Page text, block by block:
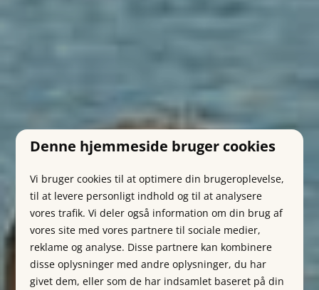
Denne hjemmeside bruger cookies
Vi bruger cookies til at optimere din brugeroplevelse,
til at levere personligt indhold og til at analysere
vores trafik. Vi deler også information om din brug af
vores site med vores partnere til sociale medier,
reklame og analyse. Disse partnere kan kombinere
disse oplysninger med andre oplysninger, du har
givet dem, eller som de har indsamlet baseret på din